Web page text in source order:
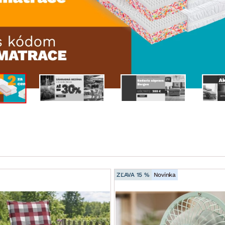
DOMÁCE SPOTREBIČE ZÁHRADNÉ
ZĽAVA 15 % Novinka